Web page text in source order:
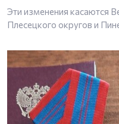
Эти изменения касаются
Плесецкого округов и